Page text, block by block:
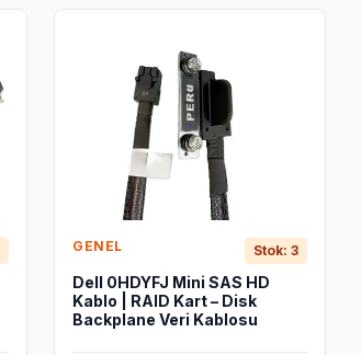
GENEL Stok: 3
Dell 0HDYFJ Mini SAS HD
Kablo | RAID Kart – Disk
Backplane Veri Kablosu